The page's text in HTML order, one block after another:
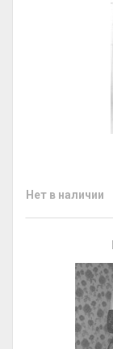
Нет в наличии